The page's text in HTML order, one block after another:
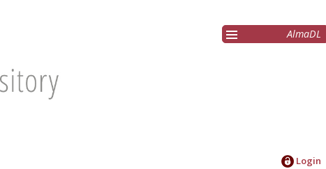
AlmaDL
Login